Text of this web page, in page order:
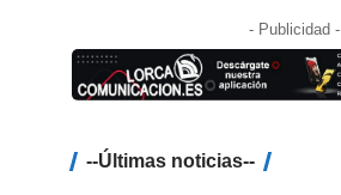
- Publicidad -
--Últimas noticias--